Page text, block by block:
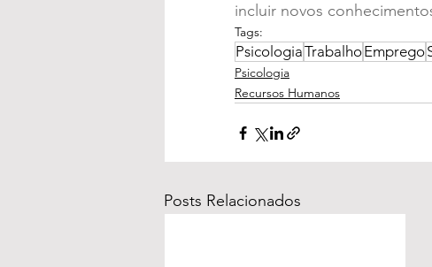
incluir novos
Tags:
PsicologiaTrabalhoEmprego
Psicologia
Recursos Humanos
Posts Relacionados